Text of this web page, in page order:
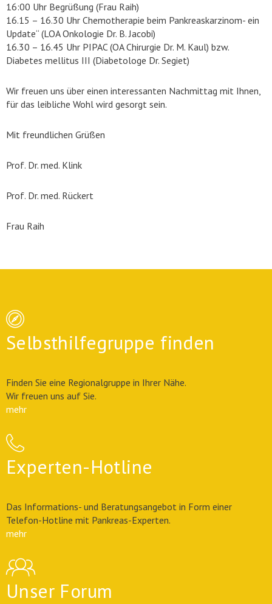
16:00 Uhr Begrüßung (Frau Raih)
16.15 – 16.30 Uhr Chemotherapie beim Pankreaskarzinom- ein
Update“ (LOA Onkologie Dr. B. Jacobi)
16.30 – 16.45 Uhr PIPAC (OA Chirurgie Dr. M. Kaul) bzw.
Diabetes mellitus III (Diabetologe Dr. Segiet)
Wir freuen uns über einen interessanten Nachmittag mit Ihnen,
für das leibliche Wohl wird gesorgt sein.
Mit freundlichen Grüßen
Prof. Dr. med. Klink
Prof. Dr. med. Rückert
Frau Raih
Selbsthilfegruppe finden
Finden Sie eine Regionalgruppe in Ihrer Nähe.
Wir freuen uns auf Sie.
mehr
Experten-Hotline
Das Informations- und Beratungsangebot in Form einer
Telefon-Hotline mit Pankreas-Experten.
mehr
Unser Forum